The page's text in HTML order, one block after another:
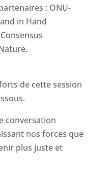
: ONU-
in Hand
de cette session
conversation
nos forces que
plus juste et